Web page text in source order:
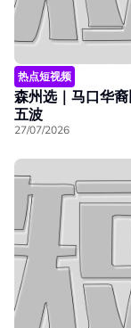
热点短视频
森州选｜马口华
五波
27/07/2026